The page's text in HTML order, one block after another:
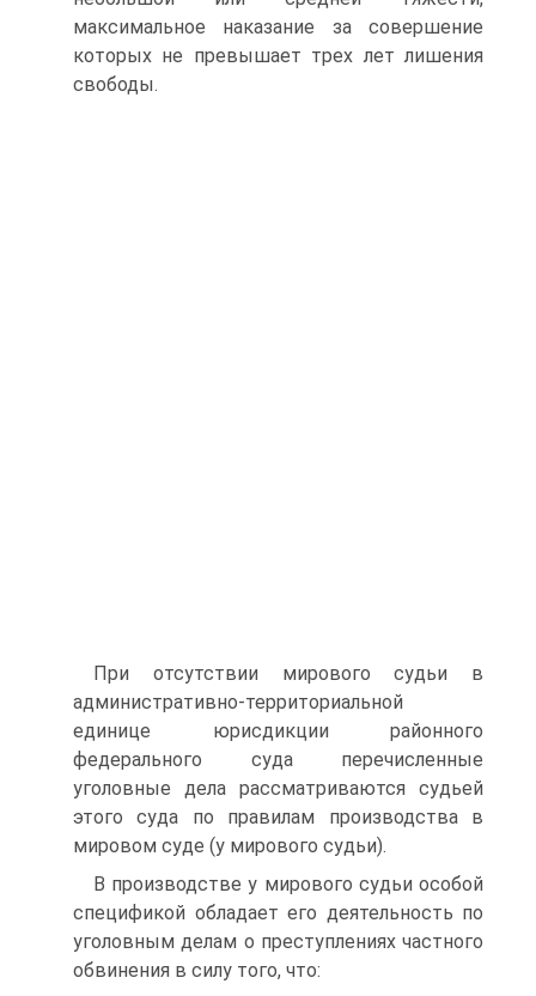
максимальное наказание за совершение
которых не превышает трех лет лишения
свободы.
При отсутствии мирового судьи в
административно-территориальной
единице юрисдикции районного
федерального суда перечисленные
уголовные дела рассматриваются судьей
этого суда по правилам производства в
мировом суде (у мирового судьи).
В производстве у мирового судьи особой
спецификой обладает его деятельность по
уголовным делам о преступлениях частного
обвинения в силу того, что: